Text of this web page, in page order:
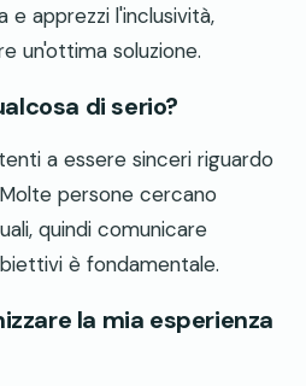
e apprezzi l'inclusività,
un'ottima soluzione.
di serio?
a essere sinceri riguardo
persone cercano
quindi comunicare
è fondamentale.
la mia esperienza